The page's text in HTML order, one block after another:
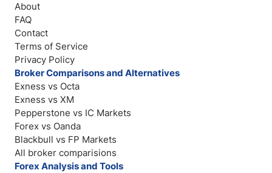
About
FAQ
Contact
Terms of Service
Privacy Policy
Broker Comparisons and Alternatives
Exness vs Octa
Exness vs XM
Pepperstone vs IC Markets
Forex vs Oanda
Blackbull vs FP Markets
All broker comparisions
Forex Analysis and Tools